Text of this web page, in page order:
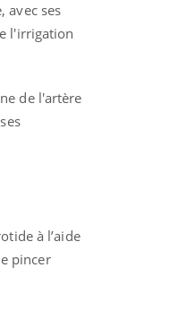
avec ses
l'irrigation
de l'artère
à l’aide
pincer